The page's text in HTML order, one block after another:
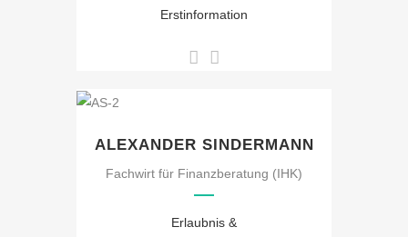
Erstinformation
ALEXANDER SINDERMANN
Fachwirt für Finanzberatung (IHK)
Erlaubnis &